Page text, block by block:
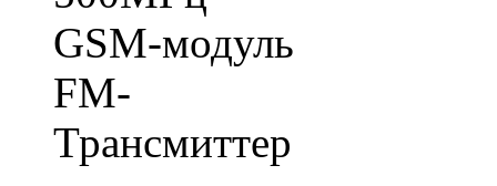
GSM-модуль
FM-
Трансмиттер